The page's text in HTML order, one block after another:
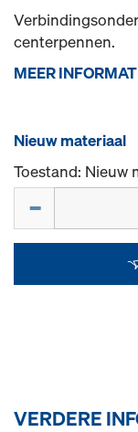
centerpennen.
MEER
Nieuw materiaal
Toestand: Nieuw
VERDERE